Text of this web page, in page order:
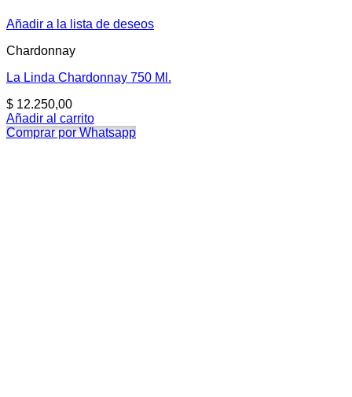
Añadir a la lista de deseos
Chardonnay
La Linda Chardonnay 750 Ml.
$ 12.250,00
Añadir al carrito
Comprar por Whatsapp